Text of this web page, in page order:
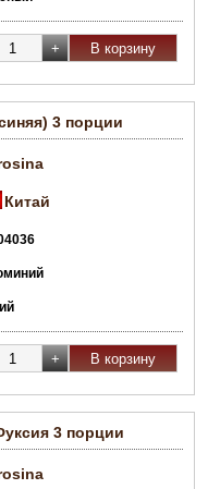
3 порции
Китай
3 порции